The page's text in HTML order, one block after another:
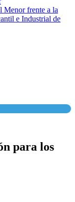
Menor frente a la
e Industrial de
para los